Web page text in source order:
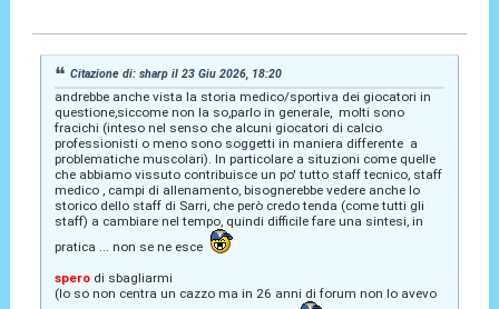
Citazione di: sharp il 23 Giu 2026, 18:20
andrebbe anche vista la storia medico/sportiva dei giocatori in
questione,siccome non la so,parlo in generale, molti sono
fracichi (inteso nel senso che alcuni giocatori di calcio
professionisti o meno sono soggetti in maniera differente a
problematiche muscolari). In particolare a situzioni come quelle
che abbiamo vissuto contribuisce un po' tutto staff tecnico, staff
medico , campi di allenamento, bisognerebbe vedere anche lo
storico dello staff di Sarri, che però credo tenda (come tutti gli
staff) a cambiare nel tempo, quindi difficile fare una sintesi, in
pratica ... non se ne esce
sperodi sbagliarmi
(lo so non centra un cazzo ma in 26 anni di forum non lo avevo